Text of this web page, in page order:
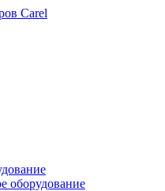
Carel
оборудование